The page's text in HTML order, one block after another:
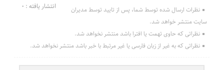
انتشار یافته : 0
نظرات ارسال شده توسط شما، پس از تایید توسط مدیران
سایت منتشر خواهد شد.
نظراتی که حاوی تهمت یا افترا باشد منتشر نخواهد شد.
نظراتی که به غیر از زبان فارسی یا غیر مرتبط با خبر باشد منتشر نخواهد شد.